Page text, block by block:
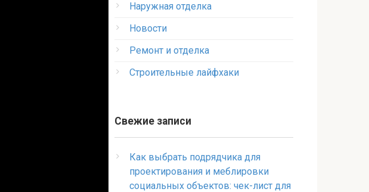
Наружная отделка
Новости
Ремонт и отделка
Строительные лайфхаки
Свежие записи
Как выбрать подрядчика для
проектирования и меблировки
социальных объектов: чек-лист для